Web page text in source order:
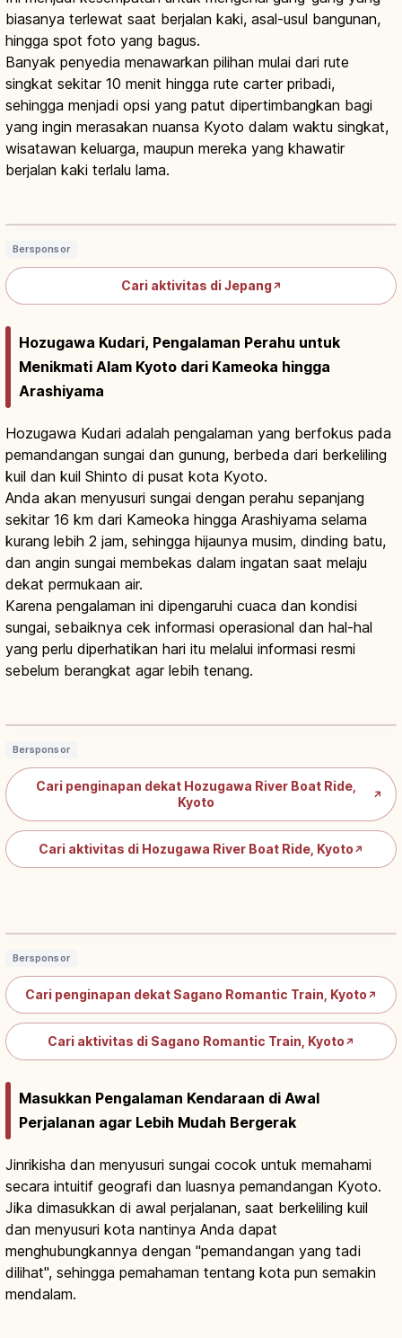
biasanya terlewat saat berjalan kaki, asal-usul bangunan,
hingga spot foto yang bagus.
Banyak penyedia menawarkan pilihan mulai dari rute
singkat sekitar 10 menit hingga rute carter pribadi,
sehingga menjadi opsi yang patut dipertimbangkan bagi
yang ingin merasakan nuansa Kyoto dalam waktu singkat,
wisatawan keluarga, maupun mereka yang khawatir
berjalan kaki terlalu lama.
Jinrikisha: Becak Jepang sejak 1870,
Bersponsor
Cari aktivitas di Jepang↗
Hozugawa Kudari, Pengalaman Perahu untuk
Menikmati Alam Kyoto dari Kameoka hingga
Arashiyama
Hozugawa Kudari adalah pengalaman yang berfokus pada
pemandangan sungai dan gunung, berbeda dari berkeliling
kuil dan kuil Shinto di pusat kota Kyoto.
Anda akan menyusuri sungai dengan perahu sepanjang
sekitar 16 km dari Kameoka hingga Arashiyama selama
kurang lebih 2 jam, sehingga hijaunya musim, dinding batu,
dan angin sungai membekas dalam ingatan saat melaju
dekat permukaan air.
Karena pengalaman ini dipengaruhi cuaca dan kondisi
sungai, sebaiknya cek informasi operasional dan hal-hal
yang perlu diperhatikan hari itu melalui informasi resmi
sebelum berangkat agar lebih tenang.
Hozugawa River Cruise Kyoto: Susur
Bersponsor
Cari penginapan dekat Hozugawa River Boat Ride,
Kyoto
↗
Cari aktivitas di Hozugawa River Boat Ride, Kyoto ↗
Berkunjung
Bersponsor
Cari penginapan dekat Sagano Romantic Train, Kyoto ↗
Cari aktivitas di Sagano Romantic Train, Kyoto ↗
Masukkan Pengalaman Kendaraan di Awal
Perjalanan agar Lebih Mudah Bergerak
Jinrikisha dan menyusuri sungai cocok untuk memahami
secara intuitif geografi dan luasnya pemandangan Kyoto.
Jika dimasukkan di awal perjalanan, saat berkeliling kuil
dan menyusuri kota nantinya Anda dapat
menghubungkannya dengan "pemandangan yang tadi
dilihat", sehingga pemahaman tentang kota pun semakin
mendalam.